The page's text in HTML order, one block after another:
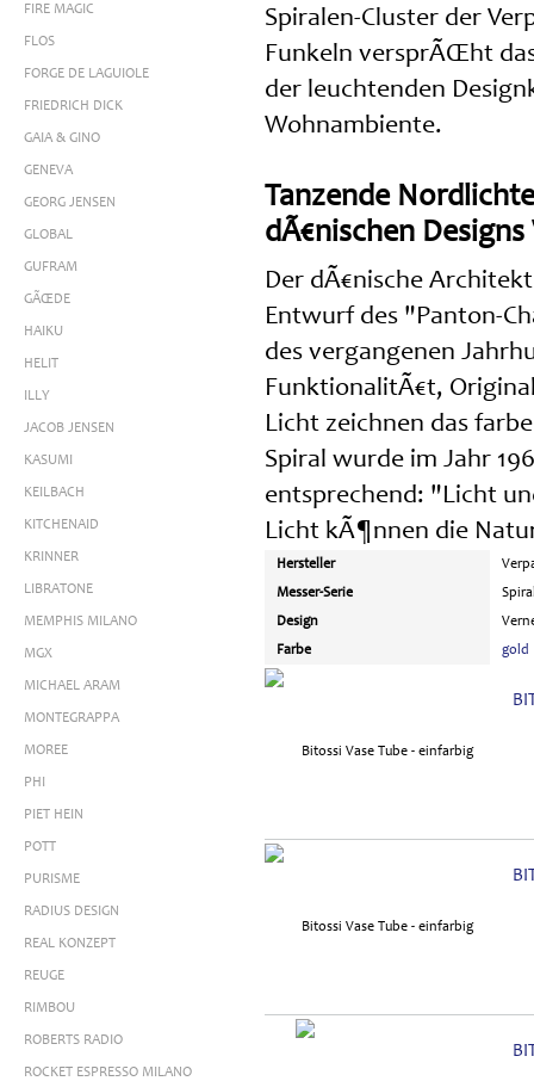
FIRE MAGIC
FLOS
FORGE DE LAGUIOLE
FRIEDRICH DICK
GAIA & GINO
GENEVA
GEORG JENSEN
GLOBAL
GUFRAM
GÃŒDE
HAIKU
HELIT
ILLY
JACOB JENSEN
KASUMI
KEILBACH
KITCHENAID
KRINNER
LIBRATONE
MEMPHIS MILANO
MGX
MICHAEL ARAM
MONTEGRAPPA
MOREE
PHI
PIET HEIN
POTT
PURISME
RADIUS DESIGN
REAL KONZEPT
REUGE
RIMBOU
ROBERTS RADIO
ROCKET ESPRESSO MILANO
Spiralen-Cluster der
Funkeln versprÃŒht
der leuchtenden
Wohnambiente.
Tanzende
dÃ€nischen
Der dÃ€nische
Entwurf des "Panton-
des vergangenen
FunktionalitÃ€t,
Licht zeichnen das
Spiral wurde im Jahr
entsprechend: "Licht
Licht kÃ¶nnen die
Hersteller
Messer-Serie
Design
Farbe
gold